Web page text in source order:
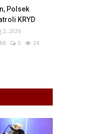
Polsek
KRYD
2, 2026
0
24